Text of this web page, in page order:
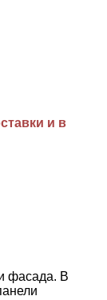
и в
фасада. В